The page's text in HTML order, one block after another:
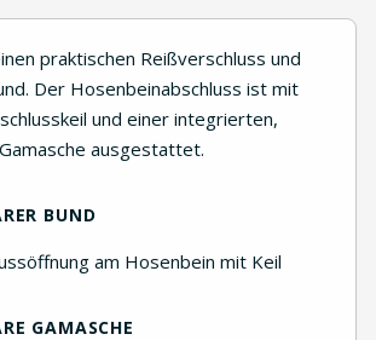
praktischen Reißverschluss und
Der Hosenbeinabschluss ist mit
und einer integrierten,
ausgestattet.
BUND
am Hosenbein mit Keil
GAMASCHE